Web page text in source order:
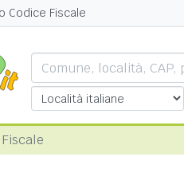
Codice Fiscale